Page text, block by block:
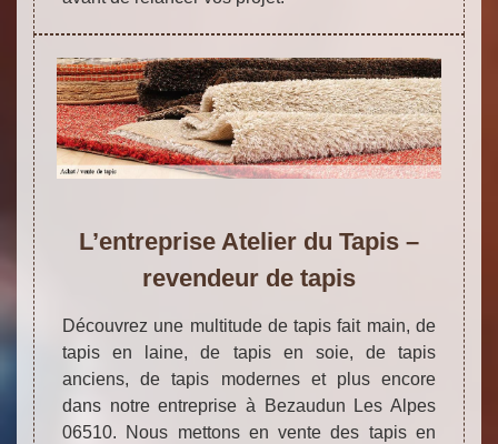
L’entreprise Atelier du Tapis –
revendeur de tapis
Découvrez une multitude de tapis fait main, de
tapis en laine, de tapis en soie, de tapis
anciens, de tapis modernes et plus encore
dans notre entreprise à Bezaudun Les Alpes
06510. Nous mettons en vente des tapis en